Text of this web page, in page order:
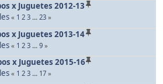
x Juguetes 2012-13
« 1 2 3 ... 23 »
x Juguetes 2013-14
« 1 2 3 ... 9 »
x Juguetes 2015-16
« 1 2 3 ... 17 »